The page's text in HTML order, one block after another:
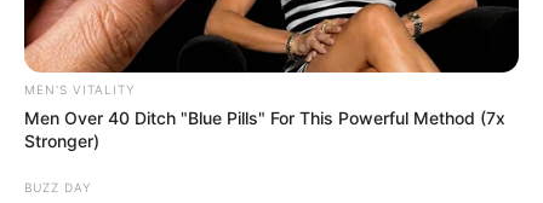
Rezept – einfach & lecker
Geniales Rezept: Kartoffelrösti Rezept –
dein neues Lieblingsgericht
MEN'S VITALITY
Men Over 40 Ditch "Blue Pills" For This Powerful Method (7x
Stronger)
BUZZ DAY